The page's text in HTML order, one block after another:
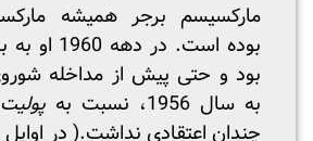
مارکسیسم برجر همیشه
بوده است.
بود و حتی پیش از مداخله
به سال 1956، نسبت به